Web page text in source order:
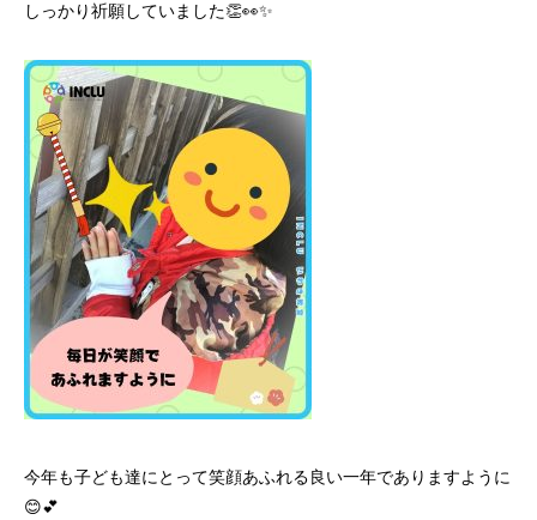
しっかり祈願していました👏👀✨
今年も子ども達にとって笑顔あふれる良い一年でありますように
😊💕